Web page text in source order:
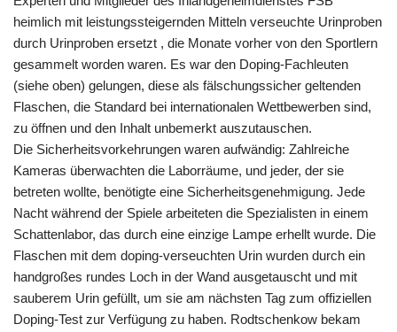
heimlich mit leistungssteigernden Mitteln verseuchte Urinproben
durch Urinproben ersetzt , die Monate vorher von den Sportlern
gesammelt worden waren. Es war den Doping-Fachleuten
(siehe oben) gelungen, diese als fälschungssicher geltenden
Flaschen, die Standard bei internationalen Wettbewerben sind,
zu öffnen und den Inhalt unbemerkt auszutauschen.
Die Sicherheitsvorkehrungen waren aufwändig: Zahlreiche
Kameras überwachten die Laborräume, und jeder, der sie
betreten wollte, benötigte eine Sicherheitsgenehmigung. Jede
Nacht während der Spiele arbeiteten die Spezialisten in einem
Schattenlabor, das durch eine einzige Lampe erhellt wurde. Die
Flaschen mit dem doping-verseuchten Urin wurden durch ein
handgroßes rundes Loch in der Wand ausgetauscht und mit
sauberem Urin gefüllt, um sie am nächsten Tag zum offiziellen
Doping-Test zur Verfügung zu haben. Rodtschenkow bekam